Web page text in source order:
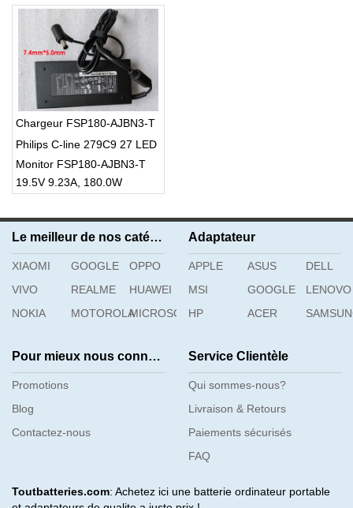
Chargeur FSP180-AJBN3-T
Philips C-line 279C9 27 LED
Monitor FSP180-AJBN3-T
180W AC Adapter
19.5V 9.23A, 180.0W
Le meilleur de nos catégories
XIAOMI GOOGLE
OPPO
VIVO
REALME
HUAWEI
NOKIA
MOTOROLAMICROSOFT
Adaptateur
APPLE ASUS
DELL
MSI
GOOGLE
LENOVO
HP
ACER
Pour mieux nous connaître
Promotions
Blog
Contactez-nous
Service Clientèle
Qui sommes-nous?
Livraison & Retours
Paiements sécurisés
FAQ
Toutbatteries.com: Achetez ici une batterie ordinateur portable